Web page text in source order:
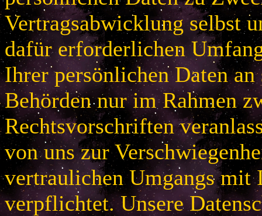
Vertragsabwicklung selbst
dafür erforderlichen
Ihrer persönlichen Daten
Behörden nur im Rahmen
Rechtsvorschriften
von uns zur
vertraulichen Umgangs mit
verpflichtet. Unsere